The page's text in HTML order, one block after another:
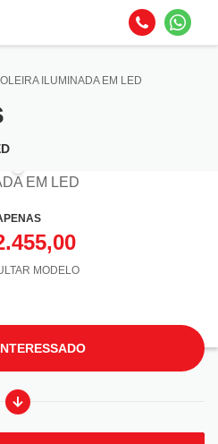
ILUMINADA EM LED
MODELO